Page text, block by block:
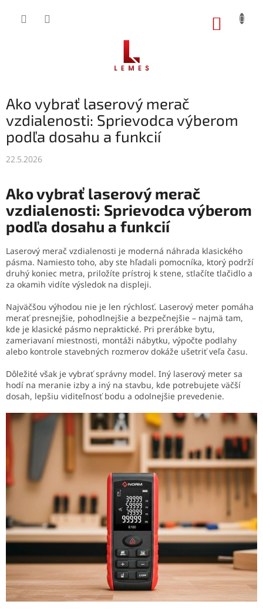
Ako vybrať laserový merač
vzdialenosti: Sprievodca výberom
podľa dosahu a funkcií
22.5.2026
Ako vybrať laserový merač
vzdialenosti: Sprievodca výberom
podľa dosahu a funkcií
Laserový merač vzdialenosti je moderná náhrada klasického
pásma. Namiesto toho, aby ste hľadali pomocníka, ktorý podrží
druhý koniec metra, priložíte prístroj k stene, stlačíte tlačidlo a
za okamih vidíte výsledok na displeji.
Najväčšou výhodou nie je len rýchlosť. Laserový meter pomáha
merať presnejšie, pohodlnejšie a bezpečnejšie – najmä tam,
kde je klasické pásmo nepraktické. Pri prerábke bytu,
zameriavaní miestnosti, montáži nábytku, výpočte podlahy
alebo kontrole stavebných rozmerov dokáže ušetriť veľa času.
Dôležité však je vybrať správny model. Iný laserový meter sa
hodí na meranie izby a iný na stavbu, kde potrebujete väčší
dosah, lepšiu viditeľnosť bodu a odolnejšie prevedenie.